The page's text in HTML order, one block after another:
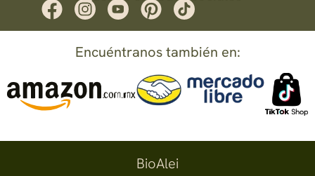
Encuéntranos también en:
BioAlei